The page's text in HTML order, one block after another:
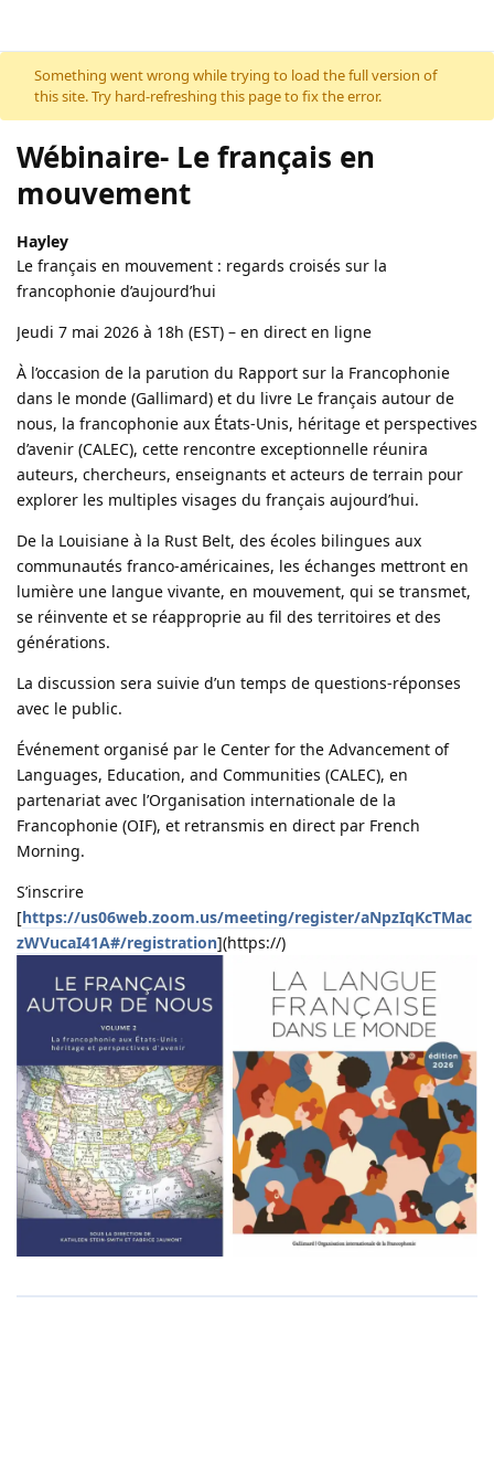
Something went wrong while trying to load the full version of
this site. Try hard-refreshing this page to fix the error.
Wébinaire- Le français en
mouvement
Hayley
Le français en mouvement : regards croisés sur la
francophonie d’aujourd’hui
Jeudi 7 mai 2026 à 18h (EST) – en direct en ligne
À l’occasion de la parution du Rapport sur la Francophonie
dans le monde (Gallimard) et du livre Le français autour de
nous, la francophonie aux États-Unis, héritage et perspectives
d’avenir (CALEC), cette rencontre exceptionnelle réunira
auteurs, chercheurs, enseignants et acteurs de terrain pour
explorer les multiples visages du français aujourd’hui.
De la Louisiane à la Rust Belt, des écoles bilingues aux
communautés franco-américaines, les échanges mettront en
lumière une langue vivante, en mouvement, qui se transmet,
se réinvente et se réapproprie au fil des territoires et des
générations.
La discussion sera suivie d’un temps de questions-réponses
avec le public.
Événement organisé par le Center for the Advancement of
Languages, Education, and Communities (CALEC), en
partenariat avec l’Organisation internationale de la
Francophonie (OIF), et retransmis en direct par French
Morning.
S’inscrire
[https://us06web.zoom.us/meeting/register/aNpzIqKcTMac
zWVucaI41A#/registration](https://)